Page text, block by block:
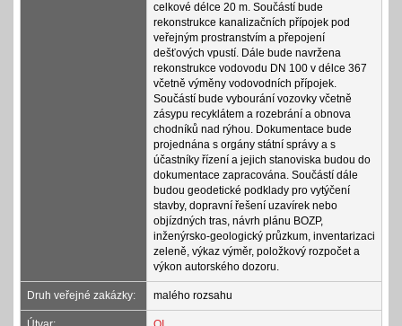
celkové délce 20 m. Součástí bude
rekonstrukce kanalizačních přípojek pod
veřejným prostranstvím a přepojení
dešťových vpustí. Dále bude navržena
rekonstrukce vodovodu DN 100 v délce 367
včetně výměny vodovodních přípojek.
Součástí bude vybourání vozovky včetně
zásypu recyklátem a rozebrání a obnova
chodníků nad rýhou. Dokumentace bude
projednána s orgány státní správy a s
účastníky řízení a jejich stanoviska budou do
dokumentace zapracována. Součástí dále
budou geodetické podklady pro vytýčení
stavby, dopravní řešení uzavírek nebo
objízdných tras, návrh plánu BOZP,
inženýrsko-geologický průzkum, inventarizaci
zeleně, výkaz výměr, položkový rozpočet a
výkon autorského dozoru.
Druh veřejné zakázky: malého rozsahu